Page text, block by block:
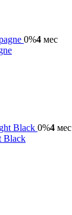
0%4 мес
0%4 мес
Black